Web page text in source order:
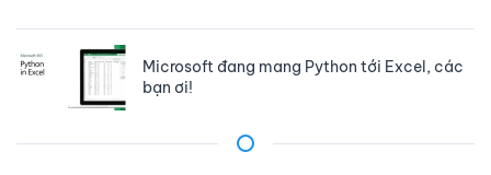
Microsoft đang mang Python tới Excel, các
bạn ơi!